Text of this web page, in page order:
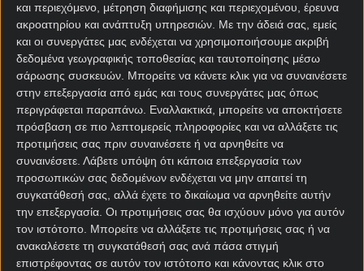
και περιεχόμενο, μέτρηση διαφήμισης και περιεχομένου, έρευνα
ακροατηρίου και ανάπτυξη υπηρεσιών. Με την άδειά σας, εμείς
και οι συνεργάτες μας ενδέχεται να χρησιμοποιήσουμε ακριβή
δεδομένα γεωγραφικής τοποθεσίας και ταυτοποίησης μέσω
σάρωσης συσκευών. Μπορείτε να κάνετε κλικ για να συναινέσετε
στην επεξεργασία από εμάς και τους συνεργάτες μας όπως
περιγράφεται παραπάνω. Εναλλακτικά, μπορείτε να αποκτήσετε
πρόσβαση σε πιο λεπτομερείς πληροφορίες και να αλλάξετε τις
προτιμήσεις σας πριν συναινέσετε ή να αρνηθείτε να
συναινέσετε. Λάβετε υπόψη ότι κάποια επεξεργασία των
προσωπικών σας δεδομένων ενδέχεται να μην απαιτεί τη
συγκατάθεσή σας, αλλά έχετε το δικαίωμα να αρνηθείτε αυτήν
την επεξεργασία. Οι προτιμήσεις σας θα ισχύουν μόνο για αυτόν
τον ιστότοπο. Μπορείτε να αλλάξετε τις προτιμήσεις σας ή να
ανακαλέσετε τη συγκατάθεσή σας ανά πάσα στιγμή
επιστρέφοντας σε αυτόν τον ιστότοπο και κάνοντας κλικ στο
Άρης – ΑΕΚ στοίχημα
Μετά από ένα ονειρικό κλείσιμο του 2025, με 10/10,
ή Ένωση θα επιχειρήσει να το πάρει από εκεί που
το… άφησε, με σκοπό να κατακτήσει όσα
περισσότερα τρόπαια μπορεί. Είναι… σοβαρή
διεκδικήτρια στα εγχώρια, ενώ οι εμφανίσεις της
προκαλούν τρόμο στους αντιπάλους της στο
Κόνφερενς Λιγκ. Η μεταγραφή του δεινού
εκτελεστή, Βάργκα, από τη Φερεντσβάρος, δείχνει
την πρόθεση του Μάριου Ηλιόπουλου να
πανηγυρίσει την πρώτη του κούπα με τους
«κιτρινόμαυρους».